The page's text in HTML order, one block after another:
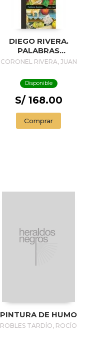
DIEGO RIVERA.
PALABRAS
ILUSTRES II 1921 -
CORONEL RIVERA, JUAN
Disponible
S/ 168.00
Comprar
PINTURA DE HUMO
ROBLES TARDÍO, ROCÍO